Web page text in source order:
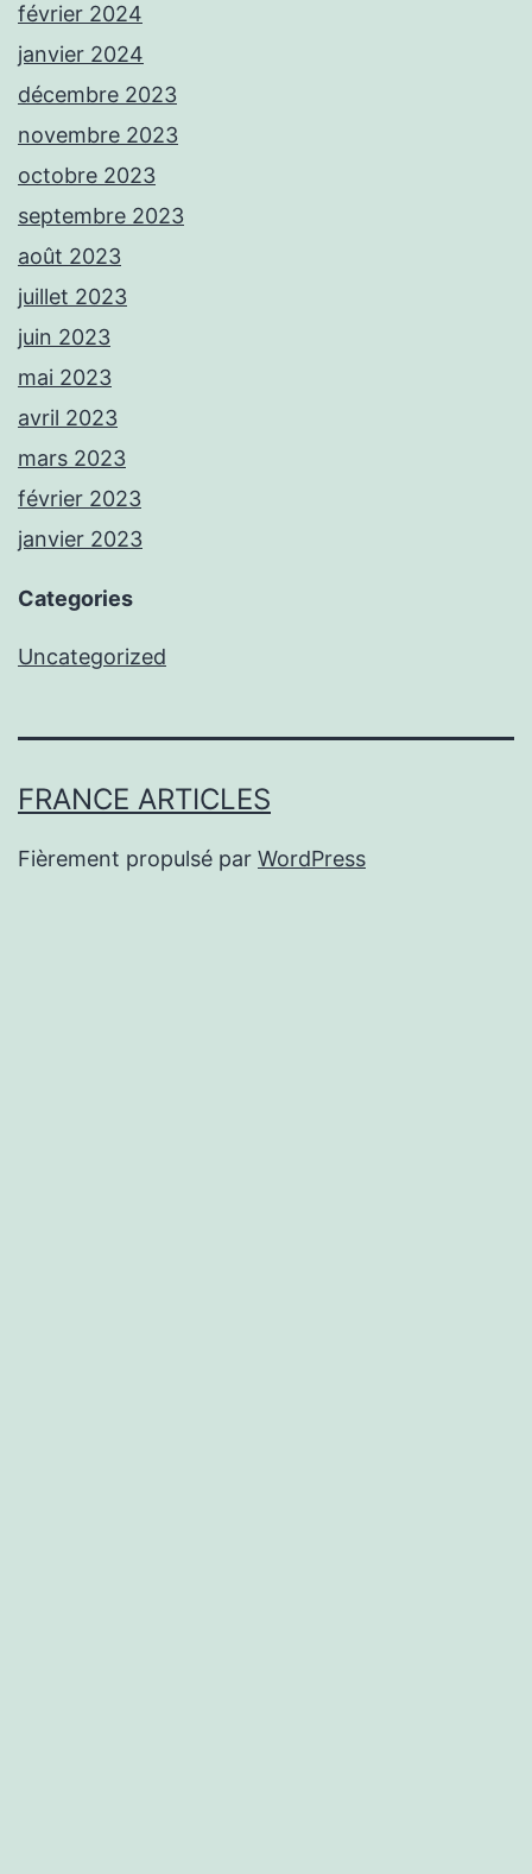
février 2024
janvier 2024
décembre 2023
novembre 2023
octobre 2023
septembre 2023
août 2023
juillet 2023
juin 2023
mai 2023
avril 2023
mars 2023
février 2023
janvier 2023
Categories
Uncategorized
FRANCE ARTICLES
Fièrement propulsé par WordPress